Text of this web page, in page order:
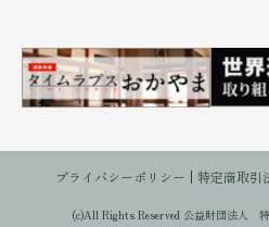
プライバシーポリシー 特定商取引
(c)All Rights Reserved 公益財団法人